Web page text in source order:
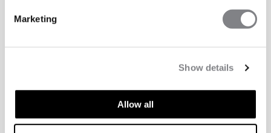
Marketing
Show details
Allow all